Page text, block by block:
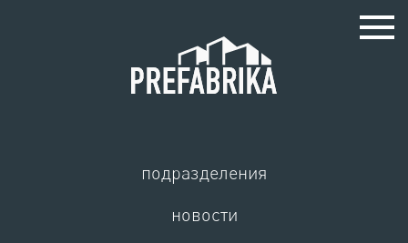
подразделения
новости